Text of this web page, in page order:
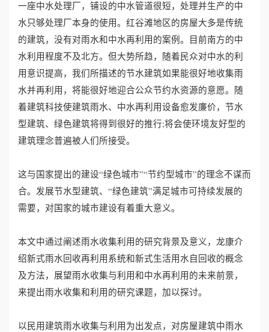
一座中水处理厂，铺设的中水管道很短，处理并生产的中
水只够处理厂本身的使用。红谷滩地区的房屋大多是传统
的建筑，没有对雨水和中水再利用的案例。目前南方的中
水利用程度不及北方。但大势所趋，随着民众对中水的利
用意识提高，我们所描述的节水建筑如果能很好地收集雨
水并再利用，将能很好地迎合公众节约水资源的意愿。随
着建筑科技使建筑雨水、中水再利用设备愈发廉价，节水
型建筑、绿色建筑将得到很好的推行;将会使环境友好型的
建筑理念普遍被人们所接受。
这与国家提出的建设“绿色城市”“节约型城市”的理念不谋而
合。发展节水型建筑、“绿色建筑”满足城市可持续发展的
需要，对国家的城市建设有着重大意义。
本文中通过阐述雨水收集利用的研究背景及意义，龙康介
绍新式雨水回收再利用系统和新式生活用水自回收的概念
及方法，展望雨水收集与利用和中水再利用的未来前景，
来提出雨水收集和利用的研究课题，加以探讨。
以民用建筑雨水收集与利用为出发点，对房屋建筑中雨水